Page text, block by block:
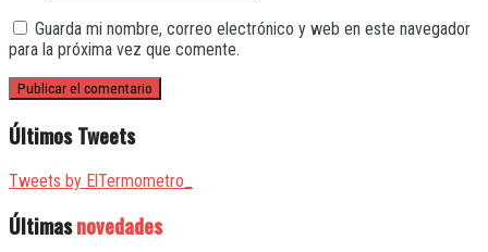
Guarda mi nombre, correo electrónico y web en este navegador
para la próxima vez que comente.
Últimos Tweets
Tweets by ElTermometro_
Últimasnovedades